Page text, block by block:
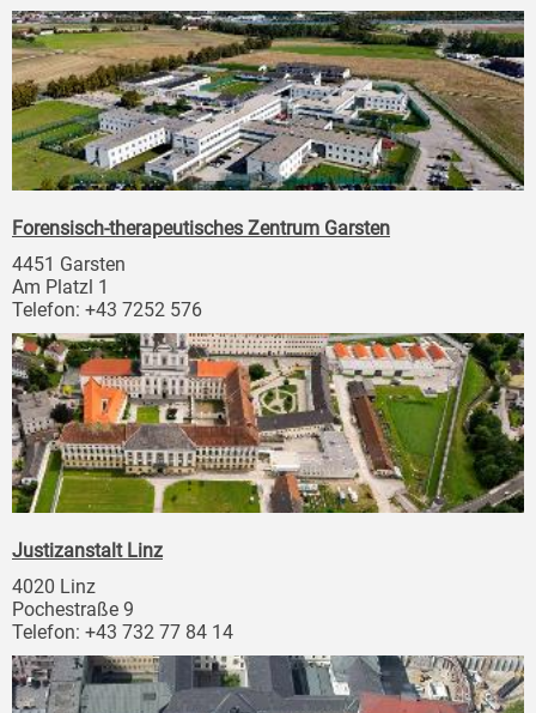
Forensisch-therapeutisches Zentrum Garsten
4451 Garsten
Am Platzl 1
Telefon: +43 7252 576
Justizanstalt Linz
4020 Linz
Pochestraße 9
Telefon: +43 732 77 84 14